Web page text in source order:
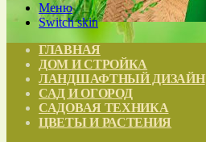
Меню
Switch skin
ГЛАВНАЯ
ДОМ И СТРОЙКА
ЛАНДШАФТНЫЙ ДИЗАЙН
САД И ОГОРОД
САДОВАЯ ТЕХНИКА
ЦВЕТЫ И РАСТЕНИЯ